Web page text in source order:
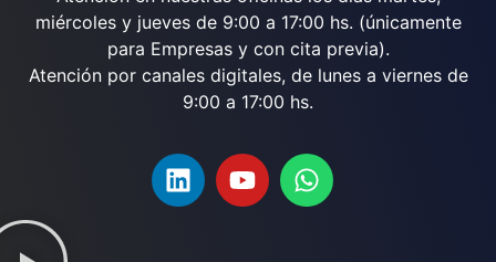
miércoles y jueves de 9:00 a 17:00 hs. (únicamente
para Empresas y con cita previa).
Atención por canales digitales, de lunes a viernes de
9:00 a 17:00 hs.